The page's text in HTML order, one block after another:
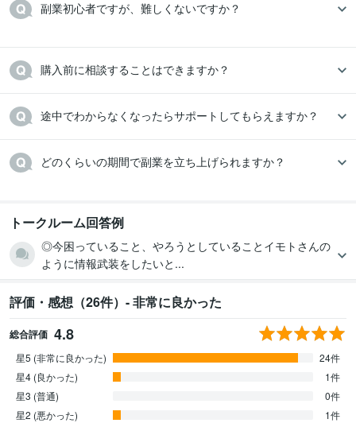
副業初心者ですが、難しくないですか？
購入前に相談することはできますか？
途中でわからなくなったらサポートしてもらえますか？
どのくらいの期間で副業を立ち上げられますか？
トークルーム回答例
◎今困っていること、やろうとしていることイモトさんの
ように情報武装をしたいと...
評価・感想（26件）- 非常に良かった
総合評価 4.8
星5 (非常に良かった)
24件
星4 (良かった)
1件
星3 (普通)
0件
星2 (悪かった)
1件